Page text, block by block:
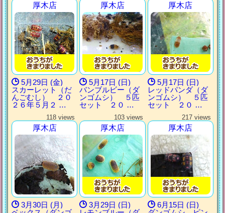
厚木店
5月29日 (金)
スカーレット（だ
んごむし） ２０
２６年５月２ …
厚木店
5月17日 (日)
バンブルビー（ダ
ンゴムシ） ５匹
セット ２０ …
厚木店
5月17日 (日)
レッドパンダ（ダ
ンゴムシ） ５匹
セット ２０ …
118 views
厚木店
3月30日 (月)
103 views
厚木店
3月29日 (日)
217 views
厚木店
6月15日 (日)